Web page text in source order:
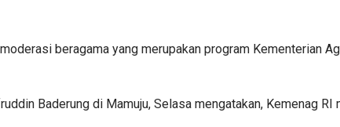
beragama yang merupakan program Kementerian
Baderung di Mamuju, Selasa mengatakan, Kemenag